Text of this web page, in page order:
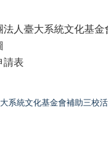
人臺大系統文化基
請表
系統文化基金會補助三校